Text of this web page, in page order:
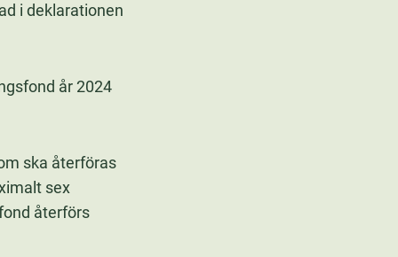
i deklarationen
år 2024
ska återföras
sex
återförs